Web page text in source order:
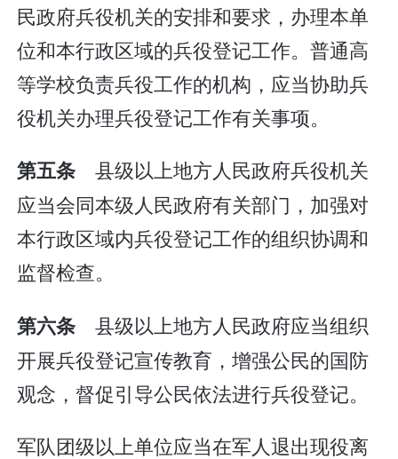
民政府兵役机关的安排和要求，办理本单
位和本行政区域的兵役登记工作。普通高
等学校负责兵役工作的机构，应当协助兵
役机关办理兵役登记工作有关事项。
第五条县级以上地方人民政府兵役机关
应当会同本级人民政府有关部门，加强对
本行政区域内兵役登记工作的组织协调和
监督检查。
第六条县级以上地方人民政府应当组织
开展兵役登记宣传教育，增强公民的国防
观念，督促引导公民依法进行兵役登记。
军队团级以上单位应当在军人退出现役离